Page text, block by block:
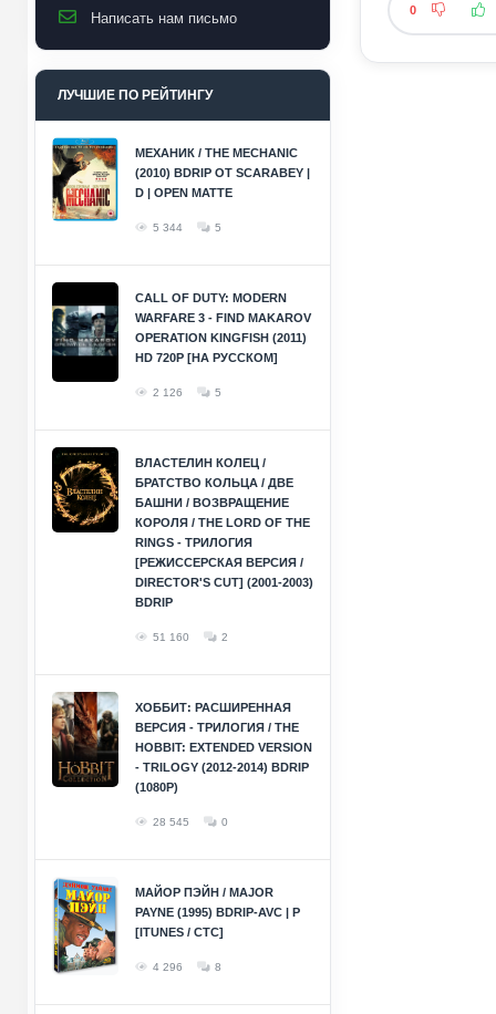
Написать нам письмо
ЛУЧШИЕ ПО РЕЙТИНГУ
МЕХАНИК / THE MECHANIC
(2010) BDRIP ОТ SCARABEY |
D | OPEN MATTE
5 344 5
CALL OF DUTY: MODERN
WARFARE 3 - FIND MAKAROV
OPERATION KINGFISH (2011)
HD 720P [НА РУССКОМ]
2 126 5
ВЛАСТЕЛИН КОЛЕЦ /
БРАТСТВО КОЛЬЦА / ДВЕ
БАШНИ / ВОЗВРАЩЕНИЕ
КОРОЛЯ / THE LORD OF THE
RINGS - ТРИЛОГИЯ
[РЕЖИССЕРСКАЯ ВЕРСИЯ /
DIRECTOR'S CUT] (2001-2003)
BDRIP
51 160 2
ХОББИТ: РАСШИРЕННАЯ
ВЕРСИЯ - ТРИЛОГИЯ / THE
HOBBIT: EXTENDED VERSION
- TRILOGY (2012-2014) BDRIP
(1080P)
28 545 0
МАЙОР ПЭЙН / MAJOR
PAYNE (1995) BDRIP-AVC | P
[ITUNES / СТС]
4 296 8
0